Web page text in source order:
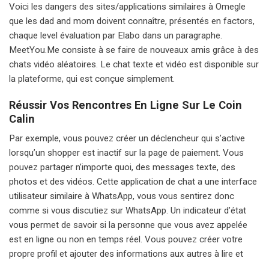
Voici les dangers des sites/applications similaires à Omegle
que les dad and mom doivent connaître, présentés en factors,
chaque level évaluation par Elabo dans un paragraphe.
MeetYou.Me consiste à se faire de nouveaux amis grâce à des
chats vidéo aléatoires. Le chat texte et vidéo est disponible sur
la plateforme, qui est conçue simplement.
Réussir Vos Rencontres En Ligne Sur Le Coin
Calin
Par exemple, vous pouvez créer un déclencheur qui s’active
lorsqu’un shopper est inactif sur la page de paiement. Vous
pouvez partager n’importe quoi, des messages texte, des
photos et des vidéos. Cette application de chat a une interface
utilisateur similaire à WhatsApp, vous vous sentirez donc
comme si vous discutiez sur WhatsApp. Un indicateur d’état
vous permet de savoir si la personne que vous avez appelée
est en ligne ou non en temps réel. Vous pouvez créer votre
propre profil et ajouter des informations aux autres à lire et